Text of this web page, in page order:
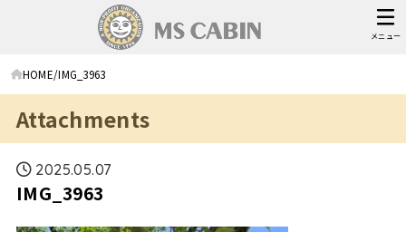
メニュー
HOME IMG_3963
Attachments
2025.05.07
IMG_3963